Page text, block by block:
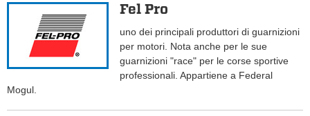
Fel Pro
uno dei principali produttori di guarnizioni
per motori. Nota anche per le sue
guarnizioni "race" per le corse sportive
professionali. Appartiene a Federal
Mogul.